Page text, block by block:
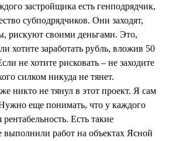
застройщика есть генподрядчик,
субподрядчиков. Они заходят,
рискуют своими деньгами. Это,
хотите заработать рубль, вложив 50
не хотите рисковать – не заходите
силком никуда не тянет.
никто не тянул в этот проект. Я сам
еще понимать, что у каждого
рентабельность. Есть такие
выполнили работ на объектах Ясной